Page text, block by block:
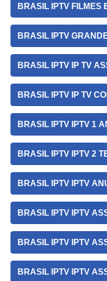
BRASIL IPTV FILMES
BRASIL IPTV
BRASIL IPTV IP TV
BRASIL IPTV IP TV
BRASIL IPTV IPTV 1
BRASIL IPTV IPTV 2
BRASIL IPTV IPTV
BRASIL IPTV IPTV
BRASIL IPTV IPTV
BRASIL IPTV IPTV